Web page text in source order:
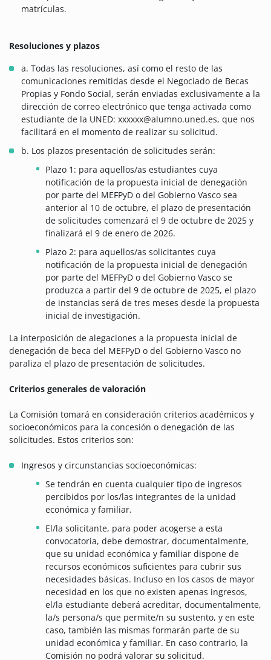
matrículas.
Resoluciones y plazos
a. Todas las resoluciones, así como el resto de las
comunicaciones remitidas desde el Negociado de Becas
Propias y Fondo Social, serán enviadas exclusivamente a la
dirección de correo electrónico que tenga activada como
estudiante de la UNED: xxxxxx@alumno.uned.es, que nos
facilitará en el momento de realizar su solicitud.
b. Los plazos presentación de solicitudes serán:
Plazo 1: para aquellos/as estudiantes cuya
notificación de la propuesta inicial de denegación
por parte del MEFPyD o del Gobierno Vasco sea
anterior al 10 de octubre, el plazo de presentación
de solicitudes comenzará el 9 de octubre de 2025 y
finalizará el 9 de enero de 2026.
Plazo 2: para aquellos/as solicitantes cuya
notificación de la propuesta inicial de denegación
por parte del MEFPyD o del Gobierno Vasco se
produzca a partir del 9 de octubre de 2025, el plazo
de instancias será de tres meses desde la propuesta
inicial de investigación.
La interposición de alegaciones a la propuesta inicial de
denegación de beca del MEFPyD o del Gobierno Vasco no
paraliza el plazo de presentación de solicitudes.
Criterios generales de valoración
La Comisión tomará en consideración criterios académicos y
socioeconómicos para la concesión o denegación de las
solicitudes. Estos criterios son:
Ingresos y circunstancias socioeconómicas:
Se tendrán en cuenta cualquier tipo de ingresos
percibidos por los/las integrantes de la unidad
económica y familiar.
El/la solicitante, para poder acogerse a esta
convocatoria, debe demostrar, documentalmente,
que su unidad económica y familiar dispone de
recursos económicos suficientes para cubrir sus
necesidades básicas. Incluso en los casos de mayor
necesidad en los que no existen apenas ingresos,
el/la estudiante deberá acreditar, documentalmente,
la/s persona/s que permite/n su sustento, y en este
caso, también las mismas formarán parte de su
unidad económica y familiar. En caso contrario, la
Comisión no podrá valorar su solicitud.